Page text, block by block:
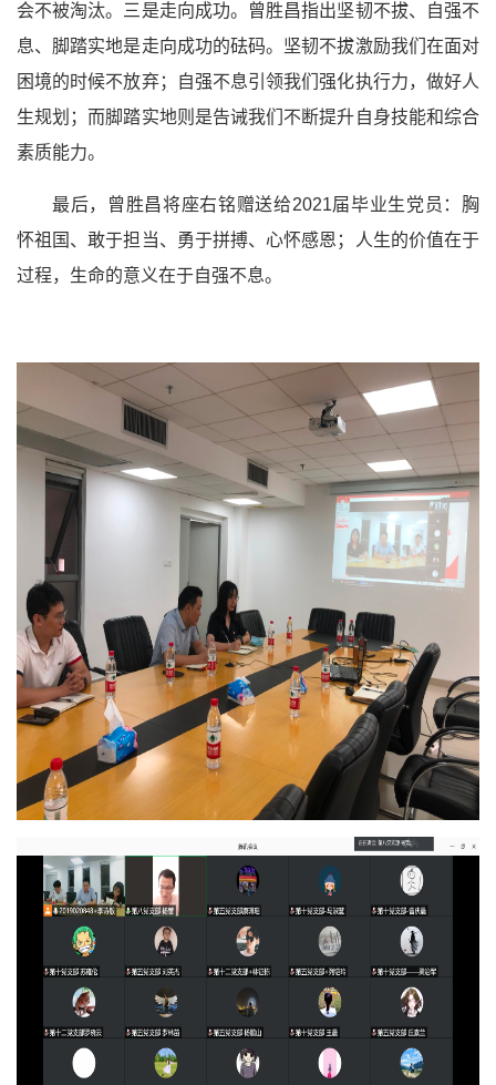
会不被淘汰。三是走向成功。曾胜昌指出坚韧不拔、自强不
息、脚踏实地是走向成功的砝码。坚韧不拔激励我们在面对
困境的时候不放弃；自强不息引领我们强化执行力，做好人
生规划；而脚踏实地则是告诫我们不断提升自身技能和综合
素质能力。
最后， 曾胜昌将座右铭赠送给2021届毕业生党员：胸
怀祖国、敢于担当、勇于拼搏、心怀感恩；人生的价值在于
过程，生命的意义在于自强不息。